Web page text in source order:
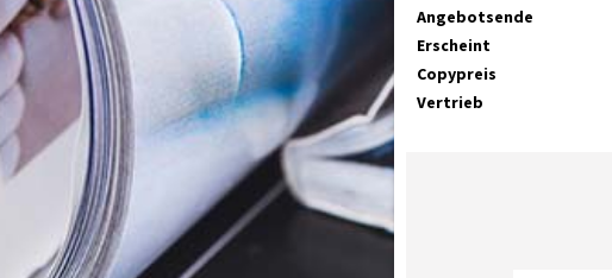
Angebotsende
Erscheint
Copypreis
Vertrieb